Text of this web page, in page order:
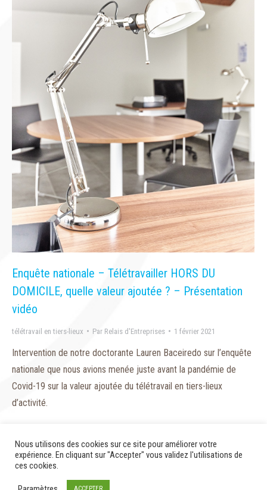
Enquête nationale – Télétravailler HORS DU
DOMICILE, quelle valeur ajoutée ? – Présentation
vidéo
télétravail en tiers-lieux Par Relais d'Entreprises 1 février 2021
Intervention de notre doctorante Lauren Baceiredo sur l’enquête
nationale que nous avions menée juste avant la pandémie de
Covid-19 sur la valeur ajoutée du télétravail en tiers-lieux
d’activité.
© 2020 - Relais d'Entreprises
Nous utilisons des cookies sur ce site pour améliorer votre
expérience. En cliquant sur "Accepter" vous validez l'utilisations de
ces cookies.